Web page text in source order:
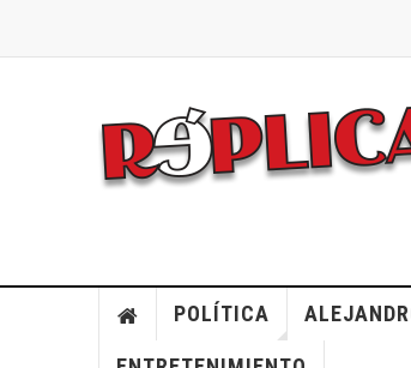
POLÍTICA